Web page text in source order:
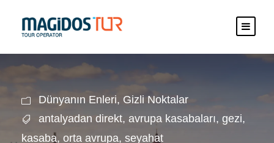
Dünyanın Enleri, Gizli Noktalar
antalyadan direkt, avrupa kasabaları, gezi,
kasaba, orta avrupa, seyahat